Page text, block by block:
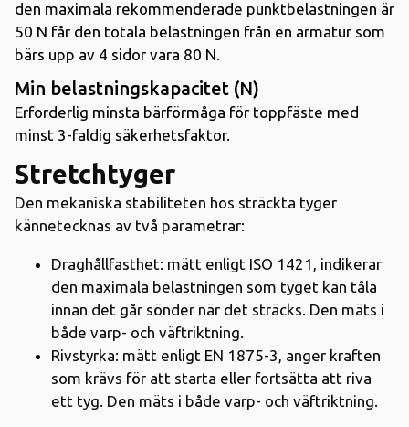
den maximala rekommenderade punktbelastningen är
50 N får den totala belastningen från en armatur som
bärs upp av 4 sidor vara 80 N.
Min belastningskapacitet (N)
Erforderlig minsta bärförmåga för toppfäste med
minst 3-faldig säkerhetsfaktor.
Stretchtyger
Den mekaniska stabiliteten hos sträckta tyger
kännetecknas av två parametrar:
Draghållfasthet: mätt enligt ISO 1421, indikerar
den maximala belastningen som tyget kan tåla
innan det går sönder när det sträcks. Den mäts i
både varp- och väftriktning.
Rivstyrka: mätt enligt EN 1875-3, anger kraften
som krävs för att starta eller fortsätta att riva
ett tyg. Den mäts i både varp- och väftriktning.